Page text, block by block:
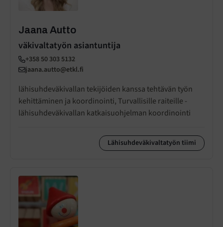
Jaana Autto
väkivaltatyön asiantuntija
+358 50 303 5132
jaana.autto@etkl.fi
lähisuhdeväkivallan tekijöiden kanssa tehtävän työn
kehittäminen ja koordinointi, Turvallisille raiteille -
lähisuhdeväkivallan katkaisuohjelman koordinointi
Lähisuhdeväkivaltatyön tiimi